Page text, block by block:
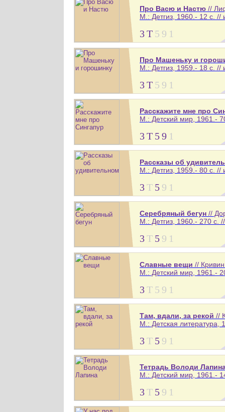
Про Васю и Настю //
М.: Детгиз, 1960.- 12 с. //
3Т 5 9 1
Про Машеньку и
М.: Детгиз, 1959.- 18 с. //
3Т 5 9 1
Расскажите мне про
М.: Детский мир, 1961.-
3Т 59 1
Рассказы об
М.: Детгиз, 1959.- 80 с. //
3Т 5 9 1
Серебряный бегун //
М.: Детгиз, 1960.- 270 с.
3Т 5 9 1
Славные вещи //
М.: Детский мир, 1961.-
3Т 5 9 1
Там, вдали, за рекой //
М.: Детская литература,
3Т 5 9 1
Тетрадь Володи
М.: Детский мир, 1961.-
3Т 5 9 1